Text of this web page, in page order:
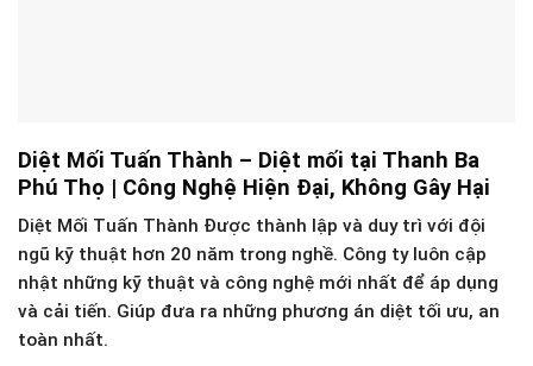
Diệt Mối Tuấn Thành – Diệt mối tại Thanh Ba
Phú Thọ | Công Nghệ Hiện Đại, Không Gây Hại
Diệt Mối Tuấn Thành Được thành lập và duy trì với đội
ngũ kỹ thuật hơn 20 năm trong nghề. Công ty luôn cập
nhật những kỹ thuật và công nghệ mới nhất để áp dụng
và cải tiến. Giúp đưa ra những phương án diệt tối ưu, an
toàn nhất.